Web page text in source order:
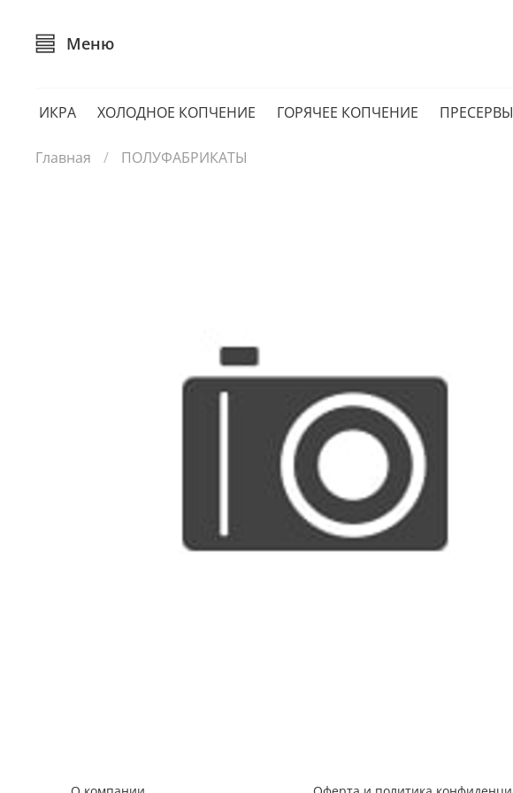
Меню
ИКРА ХОЛОДНОЕ КОПЧЕНИЕ ГОРЯЧЕЕ КОПЧЕНИЕ ПРЕСЕРВЫ
Главная ПОЛУФАБРИКАТЫ